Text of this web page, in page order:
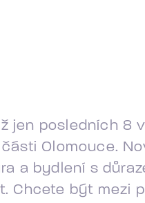
jen posledních 8
Olomouce.
a bydlení s
Chcete být mezi